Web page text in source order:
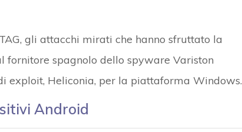
gli attacchi mirati che hanno sfruttato la
spagnolo dello spyware Variston
exploit, Heliconia, per la piattaforma Windows.
Android